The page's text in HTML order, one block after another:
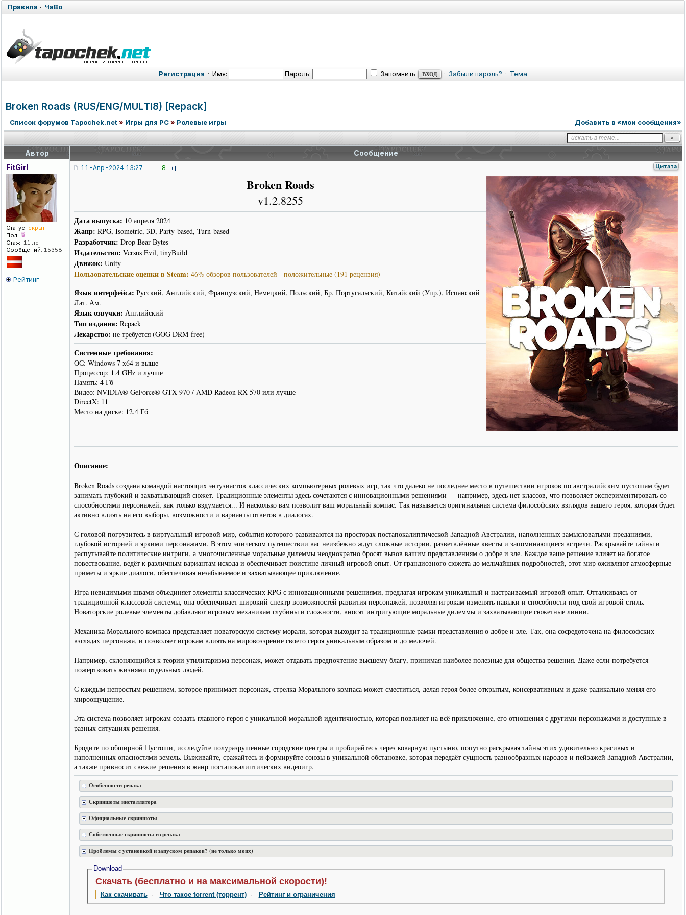
Правила · ЧаВо
Регистрация · Имя: Пароль: Запомнить · Забыли пароль? · Тема
Broken Roads (RUS/ENG/MULTI8) [Repack]
Список форумов Tapochek.net» Игры для PC» Ролевые игры Добавить в «мои сообщения»
Автор
Сообщение
FitGirl
Статус: скрыт
Пол:
Стаж: 11 лет
Сообщений: 15358
Рейтинг
11-Апр-2024 13:27 8 [+] Цитата
Broken Roads
v1.2.8255
Дата выпуска: 10 апреля 2024
Жанр: RPG, Isometric, 3D, Party-based, Turn-based
Разработчик: Drop Bear Bytes
Издательство: Versus Evil, tinyBuild
Движок: Unity
Пользовательские оценки в Steam: 46% обзоров пользователей - положительные (191 рецензия)
Язык интерфейса: Русский, Английский, Французский, Немецкий, Польский, Бр. Португальский, Китайский (Упр.), Испанский
Лат. Ам.
Язык озвучки: Английский
Тип издания: Repack
Лекарство: не требуется (GOG DRM-free)
Системные требования:
ОС: Windows 7 x64 и выше
Процессор: 1.4 GHz и лучше
Память: 4 Гб
Видео: NVIDIA® GeForce® GTX 970 / AMD Radeon RX 570 или лучше
DirectX: 11
Место на диске: 12.4 Гб
Описание:
Broken Roads создана командой настоящих энтузиастов классических компьютерных ролевых игр, так что далеко не последнее место в путешествии игроков по австралийским пустошам будет
занимать глубокий и захватывающий сюжет. Традиционные элементы здесь сочетаются с инновационными решениями — например, здесь нет классов, что позволяет экспериментировать со
способностями персонажей, как только вздумается... И насколько вам позволит ваш моральный компас. Так называется оригинальная система философских взглядов вашего героя, которая будет
активно влиять на его выборы, возможности и варианты ответов в диалогах.
С головой погрузитесь в виртуальный игровой мир, события которого развиваются на просторах постапокалиптической Западной Австралии, наполненных замысловатыми преданиями,
глубокой историей и яркими персонажами. В этом эпическом путешествии вас неизбежно ждут сложные истории, разветвлённые квесты и запоминающиеся встречи. Раскрывайте тайны и
распутывайте политические интриги, а многочисленные моральные дилеммы неоднократно бросят вызов вашим представлениям о добре и зле. Каждое ваше решение влияет на богатое
повествование, ведёт к различным вариантам исхода и обеспечивает поистине личный игровой опыт. От грандиозного сюжета до мельчайших подробностей, этот мир оживляют атмосферные
приметы и яркие диалоги, обеспечивая незабываемое и захватывающее приключение.
Игра невидимыми швами объединяет элементы классических RPG с инновационными решениями, предлагая игрокам уникальный и настраиваемый игровой опыт. Отталкиваясь от
традиционной классовой системы, она обеспечивает широкий спектр возможностей развития персонажей, позволяя игрокам изменять навыки и способности под свой игровой стиль.
Новаторские ролевые элементы добавляют игровым механикам глубины и сложности, вносят интригующие моральные дилеммы и захватывающие сюжетные линии.
Механика Морального компаса представляет новаторскую систему морали, которая выходит за традиционные рамки представления о добре и зле. Так, она сосредоточена на философских
взглядах персонажа, и позволяет игрокам влиять на мировоззрение своего героя уникальным образом и до мелочей.
Например, склоняющийся к теории утилитаризма персонаж, может отдавать предпочтение высшему благу, принимая наиболее полезные для общества решения. Даже если потребуется
пожертвовать жизнями отдельных людей.
С каждым непростым решением, которое принимает персонаж, стрелка Морального компаса может сместиться, делая героя более открытым, консервативным и даже радикально меняя его
мироощущение.
Эта система позволяет игрокам создать главного героя с уникальной моральной идентичностью, которая повлияет на всё приключение, его отношения с другими персонажами и доступные в
разных ситуациях решения.
Бродите по обширной Пустоши, исследуйте полуразрушенные городские центры и пробирайтесь через коварную пустыню, попутно раскрывая тайны этих удивительно красивых и
наполненных опасностями земель. Выживайте, сражайтесь и формируйте союзы в уникальной обстановке, которая передаёт сущность разнообразных народов и пейзажей Западной Австралии,
а также привносит свежие решения в жанр постапокалиптических видеоигр.
Особенности репака
Скриншоты инсталлятора
Официальные скриншоты
Собственные скриншоты из репака
Проблемы с установкой и запуском репаков? (не только моих)
Download
Скачать (бесплатно и на максимальной скорости)!
Как скачивать· Что такое torrent (торрент)· Рейтинг и ограничения